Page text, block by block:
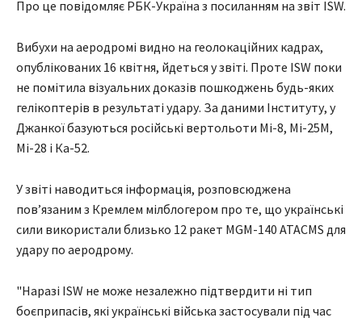
Про це повідомляє РБК-Україна з посиланням на звіт ISW.
Вибухи на аеродромі видно на геолокаційних кадрах,
опублікованих 16 квітня, йдеться у звіті. Проте ISW поки
не помітила візуальних доказів пошкоджень будь-яких
гелікоптерів в результаті удару. За даними Інституту, у
Джанкої базуються російські вертольоти Мі-8, Мі-25М,
Мі-28 і Ка-52.
У звіті наводиться інформація, розповсюджена
пов’язаним з Кремлем мілблогером про те, що українські
сили використали близько 12 ракет MGM-140 ATACMS для
удару по аеродрому.
"Наразі ISW не може незалежно підтвердити ні тип
боєприпасів, які українські війська застосували під час